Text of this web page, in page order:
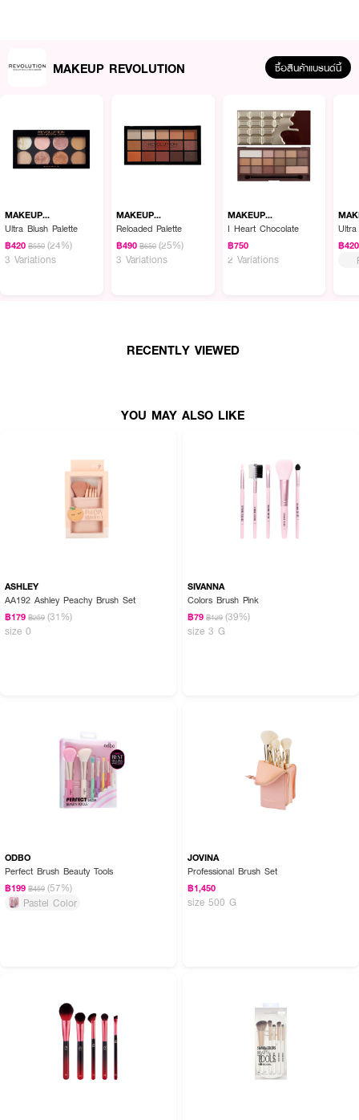
ผลลัพธ์ที่ได้:
เซ็ตอุปกรณ์แต่งหน้า ที่ประกอบไปด้วยฟองน้ำ และแปรงครบชุด ช่วยให้คุณเนรมิต
● เมคอัพ เรฟวอลูชั่น บิวที่ ฟูล ลุค เมคอัพ บรัช กิฟต์ เซ็ต
● แปรง: ใช้ลงเครื่องสำอางค์บนใบหน้า บริเวณต่างๆ ตามต้องการ
💖 สวยครบ จบในเซ็ตเดียว ด้วย MAKEUPREVOLUTION Beauty Full Look
MAKEUP REVOLUTION ซื้อสินค้าแบรนด์นี้
MAKEUP
REVOLUTION
Ultra Blush Palette
฿420 ฿550 (24%)
3 Variations
MAKEUP
REVOLUTION
Reloaded Palette
฿490 ฿650 (25%)
3 Variations
MAKEUP
REVOLUTION
I Heart Chocolate
฿750
2 Variations
฿420
RECENTLY VIEWED
YOU MAY ALSO LIKE
ASHLEY
AA192 Ashley Peachy Brush Set
฿179 ฿259 (31%)
size 0
SIVANNA
Colors Brush Pink
฿79 ฿129 (39%)
size 3 G
ODBO
Perfect Brush Beauty Tools
฿199 ฿459 (57%)
Pastel Color
JOVINA
Professional Brush Set
฿1,450
size 500 G